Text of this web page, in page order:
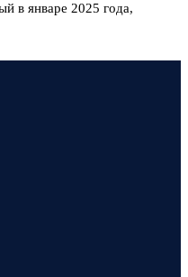
в январе 2025 года,